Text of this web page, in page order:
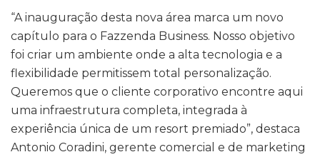
“A inauguração desta nova área marca um novo
capítulo para o Fazzenda Business. Nosso objetivo
foi criar um ambiente onde a alta tecnologia e a
flexibilidade permitissem total personalização.
Queremos que o cliente corporativo encontre aqui
uma infraestrutura completa, integrada à
experiência única de um resort premiado”, destaca
Antonio Coradini, gerente comercial e de marketing